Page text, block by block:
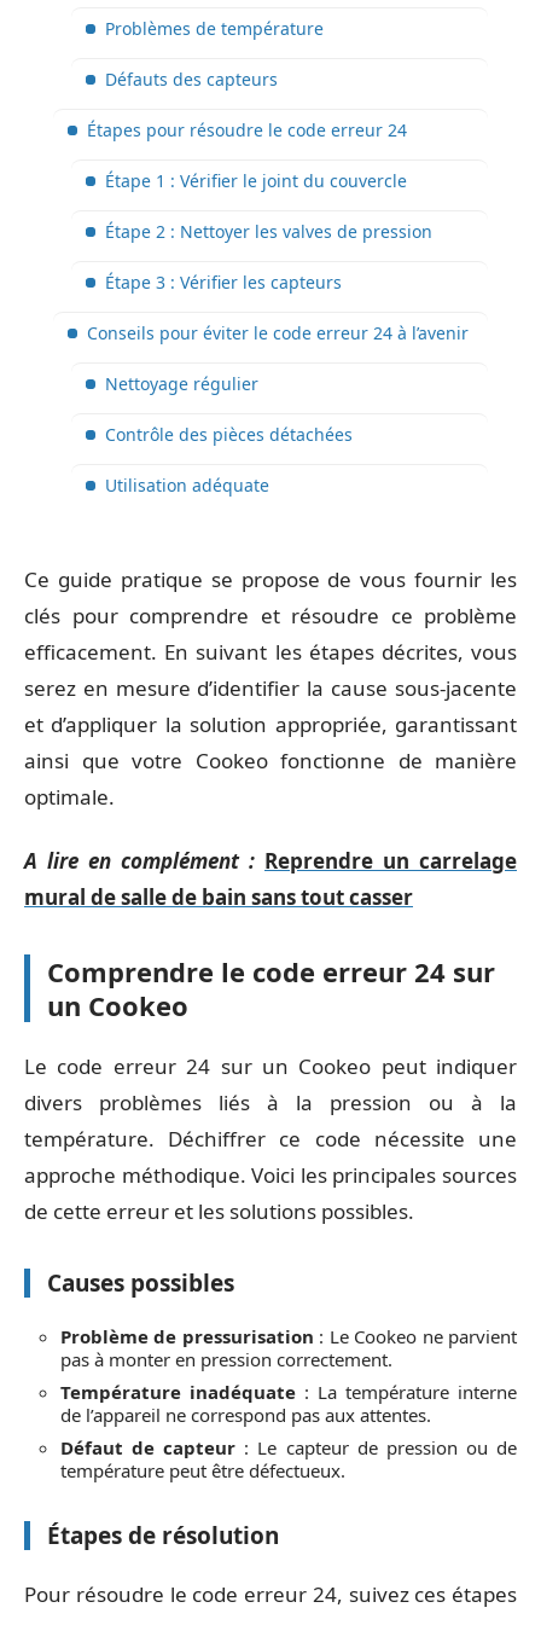
Problèmes de température
Défauts des capteurs
Étapes pour résoudre le code erreur 24
Étape 1 : Vérifier le joint du couvercle
Étape 2 : Nettoyer les valves de pression
Étape 3 : Vérifier les capteurs
Conseils pour éviter le code erreur 24 à l’avenir
Nettoyage régulier
Contrôle des pièces détachées
Utilisation adéquate
Ce guide pratique se propose de vous fournir les
clés pour comprendre et résoudre ce problème
efficacement. En suivant les étapes décrites, vous
serez en mesure d’identifier la cause sous-jacente
et d’appliquer la solution appropriée, garantissant
ainsi que votre Cookeo fonctionne de manière
optimale.
A lire en complément : Reprendre un carrelage
mural de salle de bain sans tout casser
Comprendre le code erreur 24 sur
un Cookeo
Le code erreur 24 sur un Cookeo peut indiquer
divers problèmes liés à la pression ou à la
température. Déchiffrer ce code nécessite une
approche méthodique. Voici les principales sources
de cette erreur et les solutions possibles.
Causes possibles
Problème de pressurisation : Le Cookeo ne parvient
pas à monter en pression correctement.
Température inadéquate : La température interne
de l’appareil ne correspond pas aux attentes.
Défaut de capteur : Le capteur de pression ou de
température peut être défectueux.
Étapes de résolution
Pour résoudre le code erreur 24, suivez ces étapes